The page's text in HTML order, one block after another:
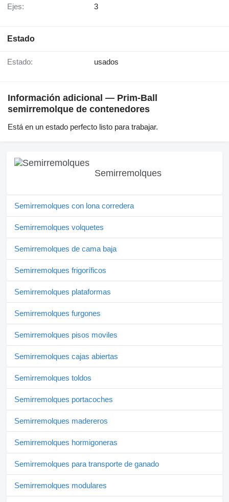
Ejes: 3
Estado
Estado: usados
Información adicional — Prim-Ball
semirremolque de contenedores
Está en un estado perfecto listo para trabajar.
Semirremolques
Semirremolques con lona corredera
Semirremolques volquetes
Semirremolques de cama baja
Semirremolques frigoríficos
Semirremolques plataformas
Semirremolques furgones
Semirremolques pisos moviles
Semirremolques cajas abiertas
Semirremolques toldos
Semirremolques portacoches
Semirremolques madereros
Semirremolques hormigoneras
Semirremolques para transporte de ganado
Semirremolques modulares